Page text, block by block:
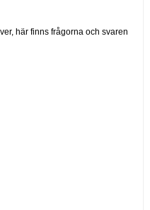
här finns frågorna och svaren